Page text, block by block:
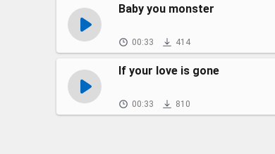
Baby you monster
00:33 414
If your love is gone
00:33 810